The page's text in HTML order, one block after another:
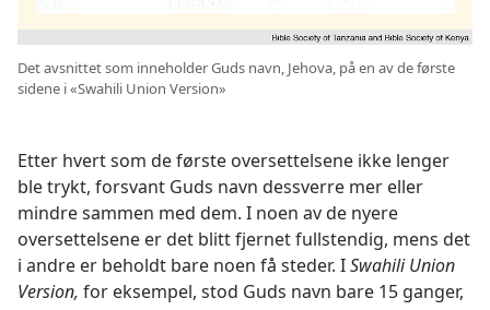
Det avsnittet som inneholder Guds navn, Jehova, på en av de første
sidene i «Swahili Union Version»
Etter hvert som de første oversettelsene ikke lenger
ble trykt, forsvant Guds navn dessverre mer eller
mindre sammen med dem. I noen av de nyere
oversettelsene er det blitt fjernet fullstendig, mens det
i andre er beholdt bare noen få steder. ISwahili Union
Version, for eksempel, stod Guds navn bare 15 ganger,